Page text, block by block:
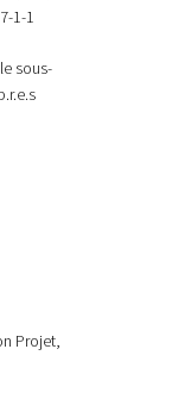
1-1
sous-
Projet,